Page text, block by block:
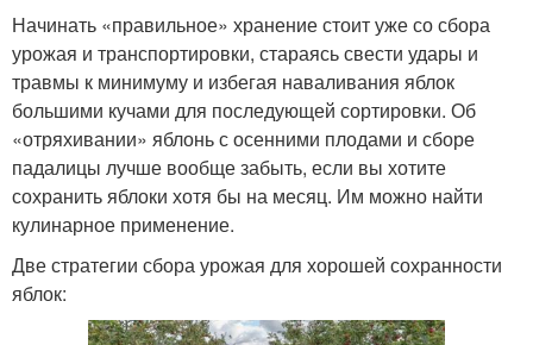
Начинать «правильное» хранение стоит уже со сбора
урожая и транспортировки, стараясь свести удары и
травмы к минимуму и избегая наваливания яблок
большими кучами для последующей сортировки. Об
«отряхивании» яблонь с осенними плодами и сборе
падалицы лучше вообще забыть, если вы хотите
сохранить яблоки хотя бы на месяц. Им можно найти
кулинарное применение.
Две стратегии сбора урожая для хорошей сохранности
яблок: